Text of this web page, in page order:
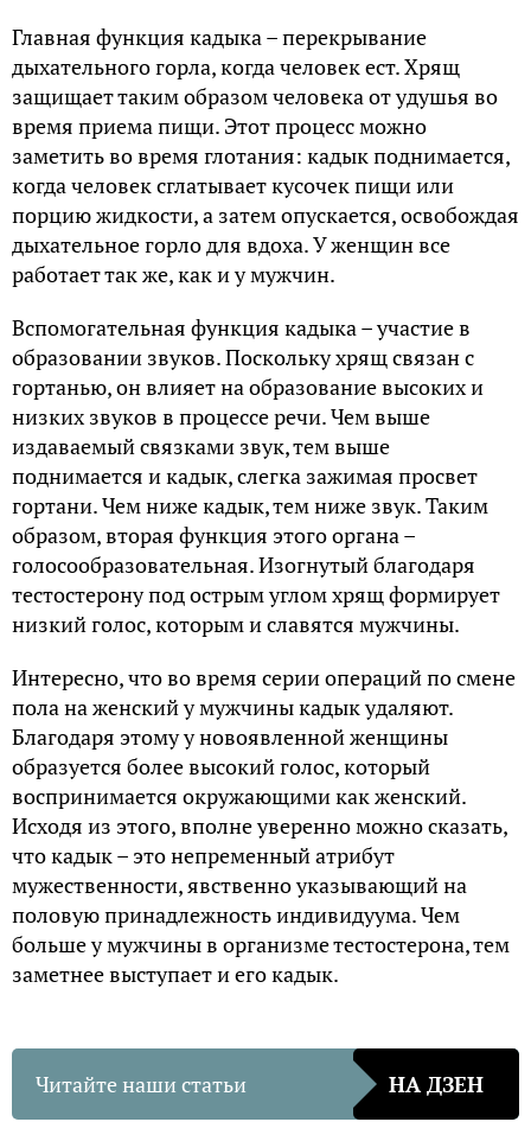
Главная функция кадыка – перекрывание
дыхательного горла, когда человек ест. Хрящ
защищает таким образом человека от удушья во
время приема пищи. Этот процесс можно
заметить во время глотания: кадык поднимается,
когда человек сглатывает кусочек пищи или
порцию жидкости, а затем опускается, освобождая
дыхательное горло для вдоха. У женщин все
работает так же, как и у мужчин.
Вспомогательная функция кадыка – участие в
образовании звуков. Поскольку хрящ связан с
гортанью, он влияет на образование высоких и
низких звуков в процессе речи. Чем выше
издаваемый связками звук, тем выше
поднимается и кадык, слегка зажимая просвет
гортани. Чем ниже кадык, тем ниже звук. Таким
образом, вторая функция этого органа –
голосообразовательная. Изогнутый благодаря
тестостерону под острым углом хрящ формирует
низкий голос, которым и славятся мужчины.
Интересно, что во время серии операций по смене
пола на женский у мужчины кадык удаляют.
Благодаря этому у новоявленной женщины
образуется более высокий голос, который
воспринимается окружающими как женский.
Исходя из этого, вполне уверенно можно сказать,
что кадык – это непременный атрибут
мужественности, явственно указывающий на
половую принадлежность индивидуума. Чем
больше у мужчины в организме тестостерона, тем
заметнее выступает и его кадык.
Читайте наши статьи НА ДЗЕН